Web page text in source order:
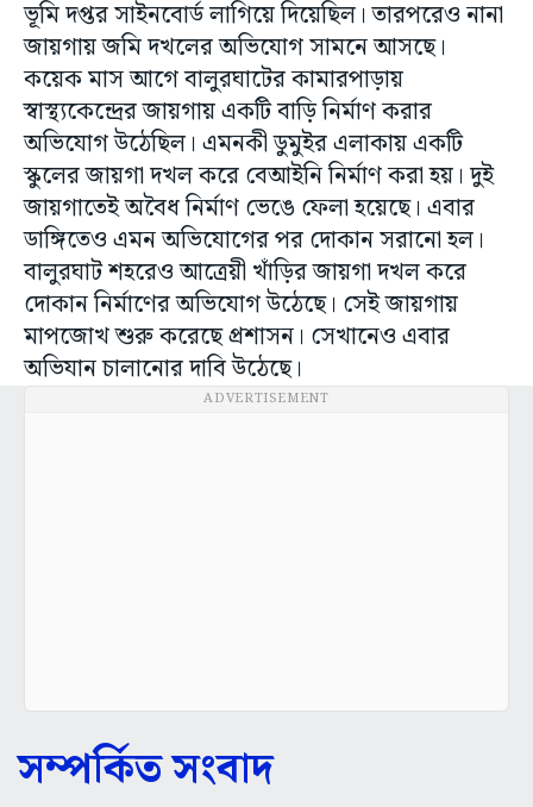
ভূমি দপ্তর সাইনবোর্ড লাগিয়ে দিয়েছিল। তারপরেও নানা
জায়গায় জমি দখলের অভিযোগ সামনে আসছে।
কয়েক মাস আগে বালুরঘাটের কামারপাড়ায়
স্বাস্থ্যকেন্দ্রের জায়গায় একটি বাড়ি নির্মাণ করার
অভিযোগ উঠেছিল। এমনকী ডুমুইর এলাকায় একটি
স্কুলের জায়গা দখল করে বেআইনি নির্মাণ করা হয়। দুই
জায়গাতেই অবৈধ নির্মাণ ভেঙে ফেলা হয়েছে। এবার
ডাঙ্গিতেও এমন অভিযোগের পর দোকান সরানো হল।
বালুরঘাট শহরেও আত্রেয়ী খাঁড়ির জায়গা দখল করে
দোকান নির্মাণের অভিযোগ উঠেছে। সেই জায়গায়
মাপজোখ শুরু করেছে প্রশাসন। সেখানেও এবার
অভিযান চালানোর দাবি উঠেছে।
ADVERTISEMENT
সম্পর্কিত সংবাদ